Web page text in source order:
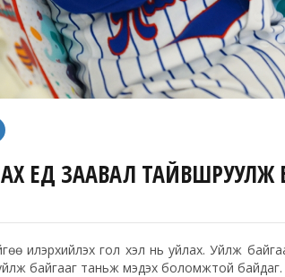
ҮЕД ЗААВАЛ ТАЙВШРУУЛЖ
илэрхийлэх гол хэл нь уйлах. Уйлж
байгааг таньж мэдэх боломжтой байдаг.